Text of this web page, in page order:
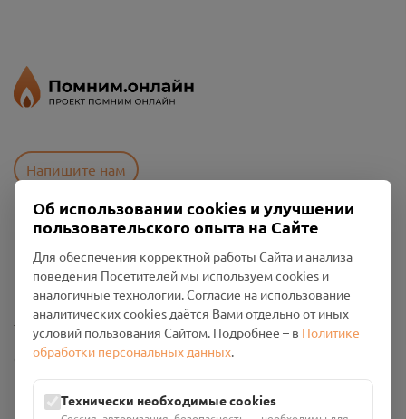
Напишите нам
Политика конфиденциальности
Промо-материалы
Настройки cookies
Общество с ограниченной ответственностью «Смоленский
Проект Помним»
ИНН: 6700029207 ОГРН: 1256700001986
Об использовании cookies и улучшении
пользовательского опыта на Сайте
Для обеспечения корректной работы Сайта и анализа
поведения Посетителей мы используем cookies и
аналогичные технологии. Согласие на использование
аналитических cookies даётся Вами отдельно от иных
условий пользования Сайтом. Подробнее – в Политике
обработки персональных данных.
Технически необходимые cookies